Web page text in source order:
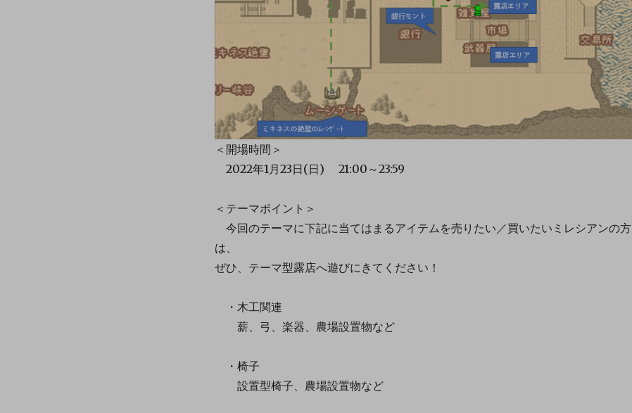
＜開場時間＞
2022年1月23日(日) 21:00～23:59
＜テーマポイント＞
今回のテーマに下記に当てはまるアイテムを売りたい／買いたいミレシアンの方
は、
ぜひ、テーマ型露店へ遊びにきてください！
・木工関連
薪、弓、楽器、農場設置物など
・椅子
設置型椅子、農場設置物など